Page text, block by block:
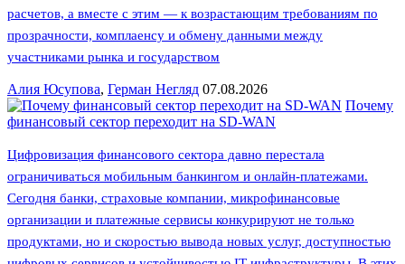
расчетов, а вместе с этим — к возрастающим требованиям по
прозрачности, комплаенсу и обмену данными между
участниками рынка и государством
Алия Юсупова, Герман Негляд 07.08.2026
Почему
финансовый сектор переходит на SD-WAN
Цифровизация финансового сектора давно перестала
ограничиваться мобильным банкингом и онлайн-платежами.
Сегодня банки, страховые компании, микрофинансовые
организации и платежные сервисы конкурируют не только
продуктами, но и скоростью вывода новых услуг, доступностью